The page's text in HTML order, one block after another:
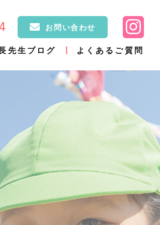
お問い合わせ
先生ブログ よくあるご質問